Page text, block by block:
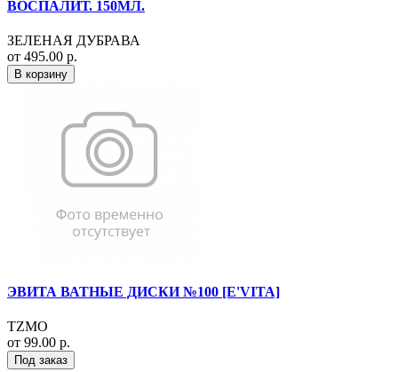
ВОСПАЛИТ. 150МЛ.
ЗЕЛЕНАЯ ДУБРАВА
от 495.00 р.
В корзину
ЭВИТА ВАТНЫЕ ДИСКИ №100 [E'VITA]
TZMO
от 99.00 р.
Под заказ